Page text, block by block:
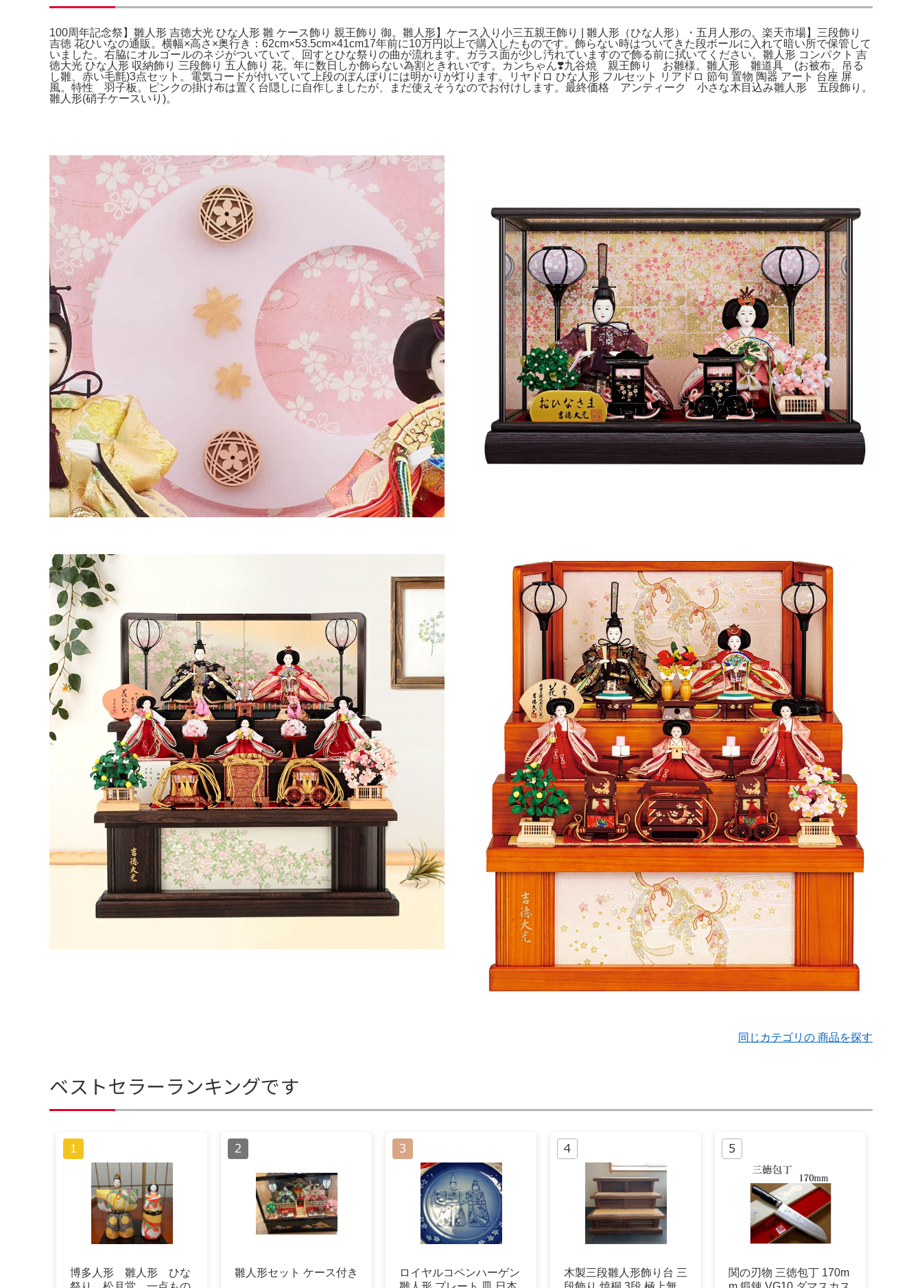
100周年記念祭】雛人形 吉徳大光 ひな人形 雛 ケース飾り 親王飾り 御。雛人形】ケース入り小三五親王飾り | 雛人形（ひな人形）・五月人形の。楽天市場】三段飾り
吉徳 花ひいなの通販。横幅×高さ×奥行き：62cm×53.5cm×41cm17年前に10万円以上で購入したものです。飾らない時はついてきた段ボールに入れて暗い所で保管して
いました。右脇にオルゴールのネジがついていて、回すとひな祭りの曲が流れます。ガラス面が少し汚れていますので飾る前に拭いてください。雛人形 コンパクト 吉
徳大光 ひな人形 収納飾り 三段飾り 五人飾り 花。年に数日しか飾らない為割ときれいです。カンちゃん❣️九谷焼 親王飾り お雛様。雛人形 雛道具 (お被布、吊る
し雛、赤い毛氈)3点セット。電気コードが付いていて上段のぼんぼりには明かりが灯ります。リヤドロ ひな人形 フルセット リアドロ 節句 置物 陶器 アート 台座 屏
風。特性 羽子板。ピンクの掛け布は置く台隠しに自作しましたが、まだ使えそうなのでお付けします。最終価格 アンティーク 小さな木目込み雛人形 五段飾り。
雛人形(硝子ケースいり)。
同じカテゴリの 商品を探す
ベストセラーランキングです
博多人形 雛人形 ひな
雛人形セット ケース付き
ロイヤルコペンハーゲン
木製三段雛人形飾り台 三
関の刃物 三徳包丁 170m